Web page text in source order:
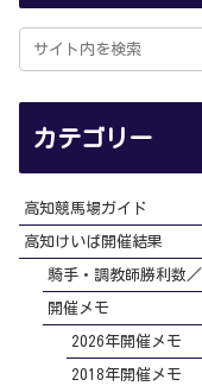
カテゴリー
高知競馬場ガイド
高知けいば開催結果
騎手・調教師勝利数
開催メモ
2026年開催メモ
2018年開催メモ